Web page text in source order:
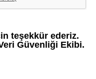
teşekkür ederiz.
Güvenliği Ekibi.